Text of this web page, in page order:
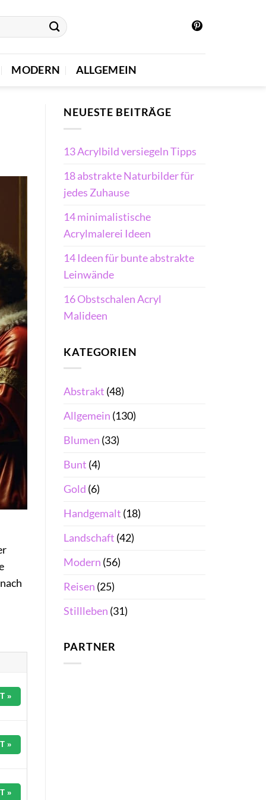
MODERN ALLGEMEIN
»
»
»
NEUESTE BEITRÄGE
13 Acrylbild versiegeln Tipps
18 abstrakte Naturbilder für
jedes Zuhause
14 minimalistische
Acrylmalerei Ideen
14 Ideen für bunte abstrakte
Leinwände
16 Obstschalen Acryl
Malideen
KATEGORIEN
Abstrakt (48)
Allgemein (130)
Blumen (33)
Bunt (4)
Gold (6)
Handgemalt (18)
Landschaft (42)
Modern (56)
Reisen (25)
Stillleben (31)
PARTNER